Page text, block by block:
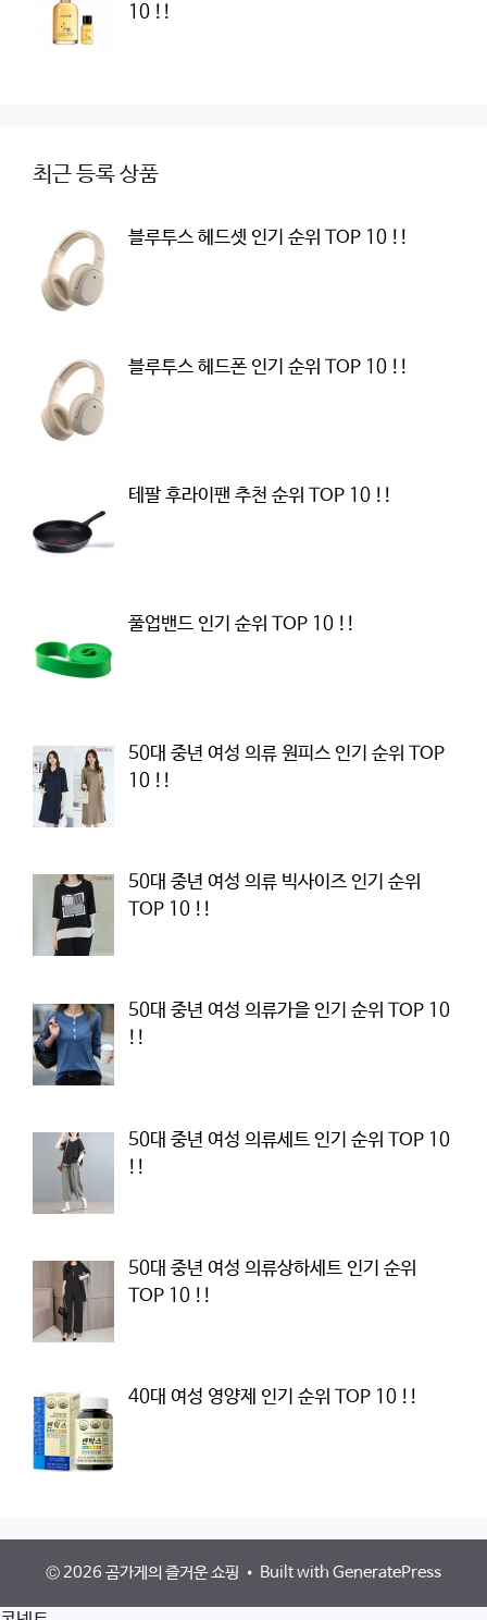
10 !!
최근 등록 상품
블루투스 헤드셋 인기 순위 TOP 10 !!
블루투스 헤드폰 인기 순위 TOP 10 !!
테팔 후라이팬 추천 순위 TOP 10 !!
풀업밴드 인기 순위 TOP 10 !!
50대 중년 여성 의류 원피스 인기 순위 TOP
10 !!
50대 중년 여성 의류 빅사이즈 인기 순위
TOP 10 !!
50대 중년 여성 의류가을 인기 순위 TOP 10
!!
50대 중년 여성 의류세트 인기 순위 TOP 10
!!
50대 중년 여성 의류상하세트 인기 순위
TOP 10 !!
40대 여성 영양제 인기 순위 TOP 10 !!
© 2026 곰가게의 즐거운 쇼핑 • Built with GeneratePress